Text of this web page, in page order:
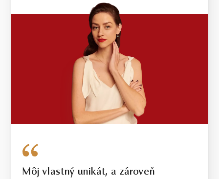
Môj vlastný unikát, a zároveň